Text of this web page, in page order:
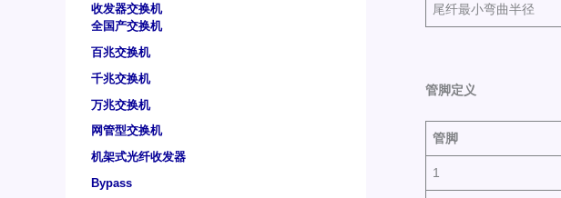
收发器交换机
全国产交换机
百兆交换机
千兆交换机
万兆交换机
网管型交换机
机架式光纤收发器
Bypass
尾纤最小弯曲半径
管脚定义
管脚
1